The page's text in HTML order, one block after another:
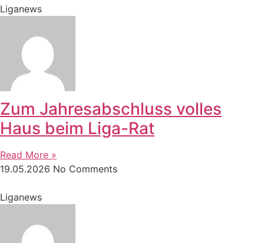
Liganews
Zum Jahresabschluss volles
Haus beim Liga-Rat
Read More »
19.05.2026 No Comments
Liganews